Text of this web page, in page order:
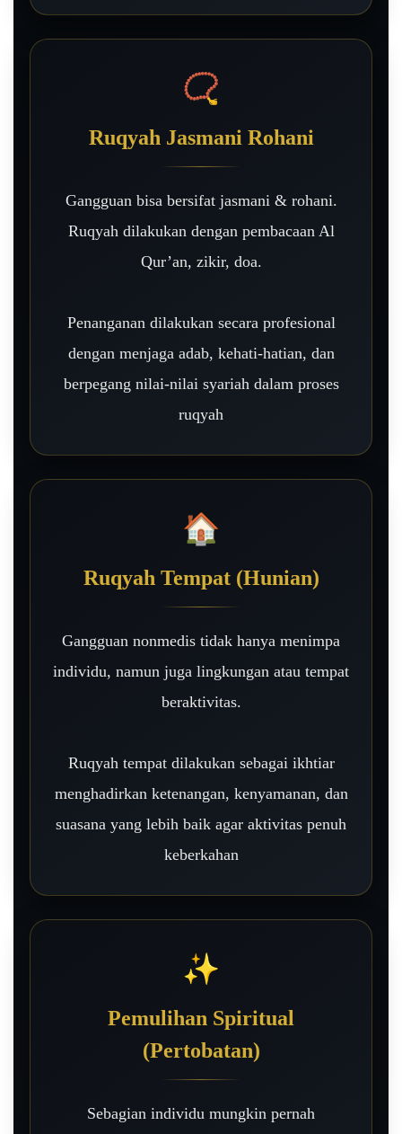
📿
Ruqyah Jasmani Rohani
Gangguan bisa bersifat jasmani & rohani.
Ruqyah dilakukan dengan pembacaan Al
Qur’an, zikir, doa.
Penanganan dilakukan secara profesional
dengan menjaga adab, kehati-hatian, dan
berpegang nilai-nilai syariah dalam proses
ruqyah
🏠
Ruqyah Tempat (Hunian)
Gangguan nonmedis tidak hanya menimpa
individu, namun juga lingkungan atau tempat
beraktivitas.
Ruqyah tempat dilakukan sebagai ikhtiar
menghadirkan ketenangan, kenyamanan, dan
suasana yang lebih baik agar aktivitas penuh
keberkahan
✨
Pemulihan Spiritual
(Pertobatan)
Sebagian individu mungkin pernah